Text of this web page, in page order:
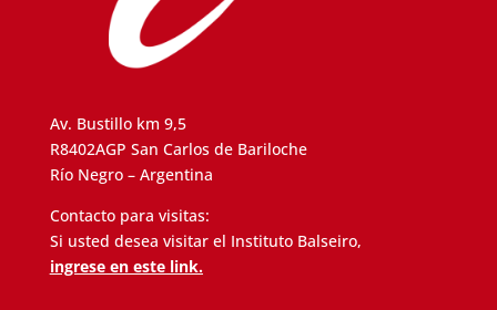
Av. Bustillo km 9,5
R8402AGP San Carlos de Bariloche
Río Negro – Argentina
Contacto para visitas:
Si usted desea visitar el Instituto Balseiro,
ingrese en este link.